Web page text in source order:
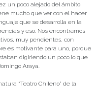
un poco alejado del ámbito
mucho que ver con el hacer
que se desarrolla en la
y eso. Nos encontramos
muy pendientes, con
es motivante para uno, porque
digiriendo un poco lo que
Araya.
“Teatro Chileno” de la